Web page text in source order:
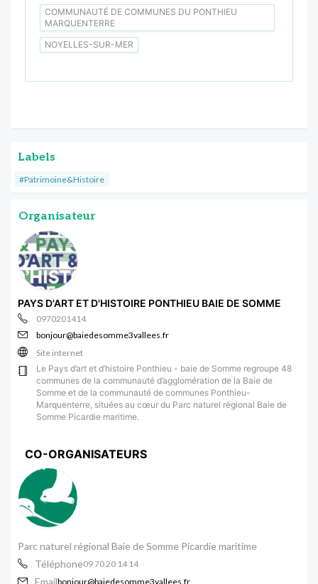
COMMUNAUTÉ DE COMMUNES DU PONTHIEU
MARQUENTERRE
NOYELLES-SUR-MER
Labels
#Patrimoine&Histoire
Organisateur
PAYS D'ART ET D'HISTOIRE PONTHIEU BAIE DE SOMME
0970201414
bonjour@baiedesomme3vallees.fr
Site internet
Le Pays d’art et d’histoire Ponthieu - baie de Somme regroupe 48
communes de la communauté d’agglomération de la Baie de
Somme et de la communauté de communes Ponthieu-
Marquenterre, situées au cœur du Parc naturel régional Baie de
Somme Picardie maritime.
CO-ORGANISATEURS
Parc naturel régional Baie de Somme Picardie maritime
Téléphone09 70 20 14 14
Emailbonjour@baiedesomme3vallees.fr